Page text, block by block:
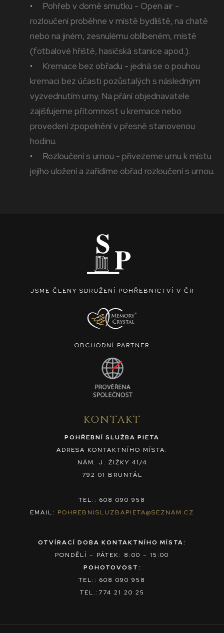
Pohřeb v domě smutku - Open air -
rozloučení proběhne v místě bydliště, na chatě
nebo na jiném, zesnulému oblíbeném, místě
(fotbalové hřiště, hasičská stanice apod.).
Kremace bez obřadu - jedná se o pouhou
kremaci bez účasti pozůstalých s následným
vyzvednutím urny. Na přání objednavatele
zajišťujeme přítomnost u kremace nebo
provedení zpopelnění v přesně stanovenou
hodinu.
Rozloučení s urnou - přivezeme urnu k místu
jejího uložení a zařídíme obřad rozloučení s urnou.
JSME ČLENY SDRUŽENÍ POHŘEBNICTVÍ V ČR
OBCHODNÍ PARTNER
KONTAKT
POHŘEBNÍ SLUŽBA PIETA
ADRESA KONTAKTNÍHO MÍSTA:
NÁM. J. ŽIŽKY 41/4
792 01 BRUNTÁL
TEL:: 608 090 958
EMAIL: POHREBNISLUZBAPIETA@SEZNAM.CZ
OTVÍRACÍ DOBA KONTAKTNÍHO MÍSTA:
PONDĚLÍ – PÁTEK: 8:00 – 15:00
POHOTOVOST:
TEL:: 608 090 958
TEL.:774 21 20 25